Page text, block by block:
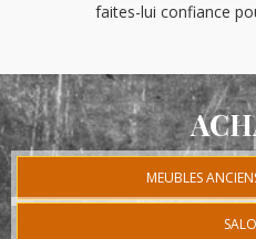
faites-lui confiance
MEUBLES